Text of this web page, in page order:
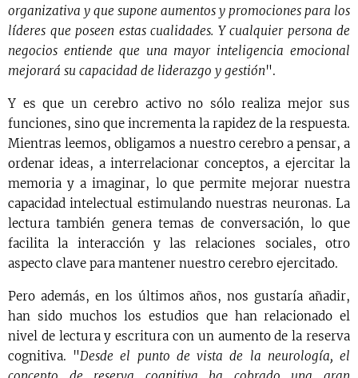
organizativa y que supone aumentos y promociones para los
líderes que poseen estas cualidades. Y cualquier persona de
negocios entiende que una mayor inteligencia emocional
mejorará su capacidad de liderazgo y gestión".
Y es que un cerebro activo no sólo realiza mejor sus
funciones, sino que incrementa la rapidez de la respuesta.
Mientras leemos, obligamos a nuestro cerebro a pensar, a
ordenar ideas, a interrelacionar conceptos, a ejercitar la
memoria y a imaginar, lo que permite mejorar nuestra
capacidad intelectual estimulando nuestras neuronas. La
lectura también genera temas de conversación, lo que
facilita la interacción y las relaciones sociales, otro
aspecto clave para mantener nuestro cerebro ejercitado.
Pero además, en los últimos años, nos gustaría añadir,
han sido muchos los estudios que han relacionado el
nivel de lectura y escritura con un aumento de la reserva
cognitiva. "Desde el punto de vista de la neurología, el